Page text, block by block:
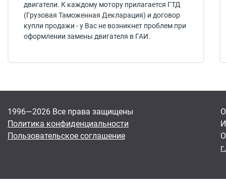
двигатели. К каждому мотору прилагается ГТД
(Грузовая Таможенная Декларация) и договор
купли продажи - у Вас не возникнет проблем при
оформлении замены двигателя в ГАИ.
1996—2026 Все права защищены
Политика конфиденциальности
Пользовательское соглашение